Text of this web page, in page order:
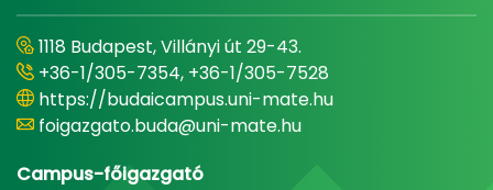
1118 Budapest, Villányi út 29-43.
+36-1/305-7354, +36-1/305-7528
https://budaicampus.uni-mate.hu
foigazgato.buda@uni-mate.hu
Campus-főigazgató